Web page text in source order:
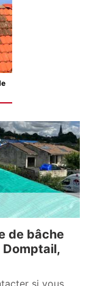
de bâche
Domptail,
si vous